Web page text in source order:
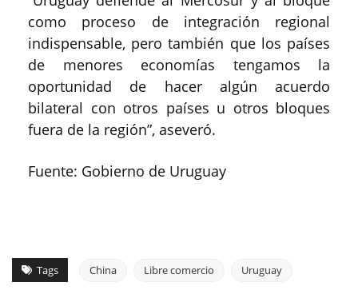
como proceso de integración regional
indispensable, pero también que los países
de menores economías tengamos la
oportunidad de hacer algún acuerdo
bilateral con otros países u otros bloques
fuera de la región”, aseveró.
Fuente: Gobierno de Uruguay
Tags China Libre comercio Uruguay